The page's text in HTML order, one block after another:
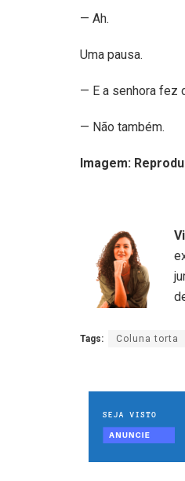
— Ah.
Uma pausa.
— E a senhora fez
— Não também.
Imagem:
Tags: Coluna torta